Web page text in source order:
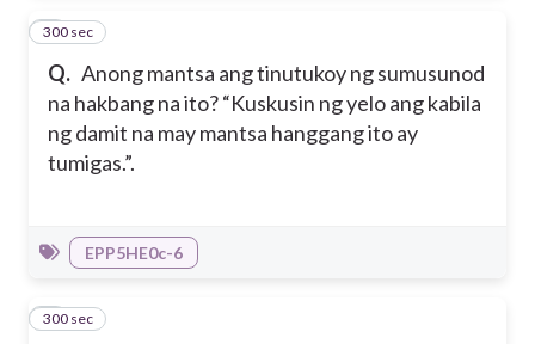
Q. Anong mantsa ang tinutukoy ng sumusunod
na hakbang na ito? “Kuskusin ng yelo ang kabila
ng damit na may mantsa hanggang ito ay
tumigas.”.
3
300 sec
EPP5HE0c-6
4
300 sec